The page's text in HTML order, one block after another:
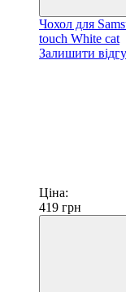
Чохол для
touch White cat
Залишити
Ціна:
419 грн